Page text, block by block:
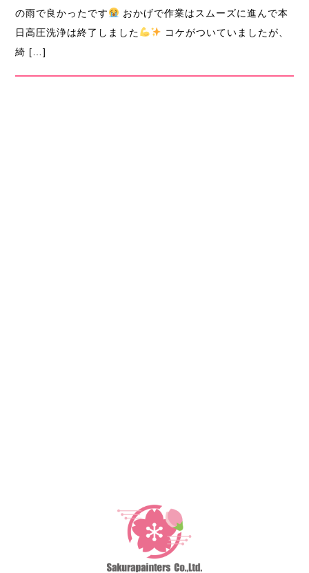
の雨で良かったです
おかげで作業はスムーズに進んで本
日高圧洗浄は終了しました
コケがついていましたが、
綺 […]